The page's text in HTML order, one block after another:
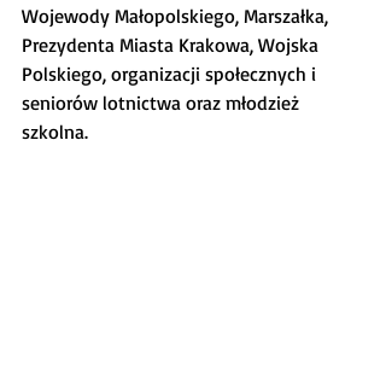
Wojewody Małopolskiego, Marszałka,
Prezydenta Miasta Krakowa, Wojska
Polskiego, organizacji społecznych i
seniorów lotnictwa oraz młodzież
szkolna.